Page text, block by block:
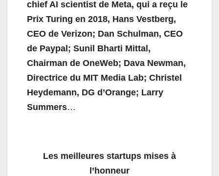
chief AI scientist de Meta, qui a reçu le
Prix Turing en 2018, Hans Vestberg,
CEO de Verizon; Dan Schulman, CEO
de Paypal; Sunil Bharti Mittal,
Chairman de OneWeb; Dava Newman,
Directrice du MIT Media Lab; Christel
Heydemann, DG d’Orange; Larry
Summers…
Les meilleures startups mises à
l’honneur